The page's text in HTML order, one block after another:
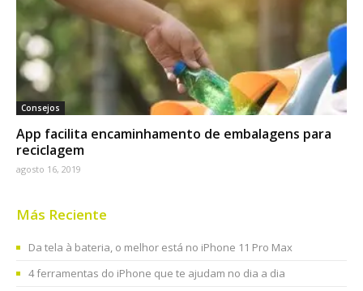
Consejos
App facilita encaminhamento de embalagens para
reciclagem
agosto 16, 2019
Más Reciente
Da tela à bateria, o melhor está no iPhone 11 Pro Max
4 ferramentas do iPhone que te ajudam no dia a dia